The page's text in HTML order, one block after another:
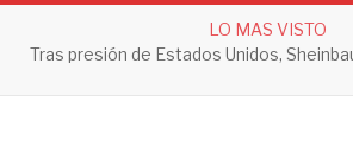
LO MAS VISTO